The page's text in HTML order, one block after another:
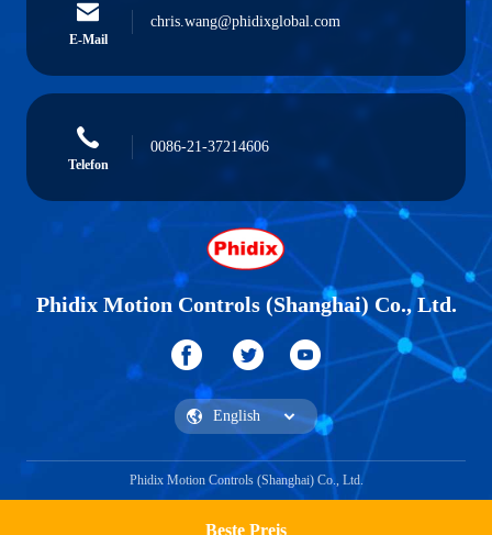
Beste Preis
E-Mail
chris.wang@phidixglobal.com
Telefon
0086-21-37214606
Phidix Motion Controls (Shanghai) Co., Ltd.
Phidix Motion Controls (Shanghai) Co., Ltd.